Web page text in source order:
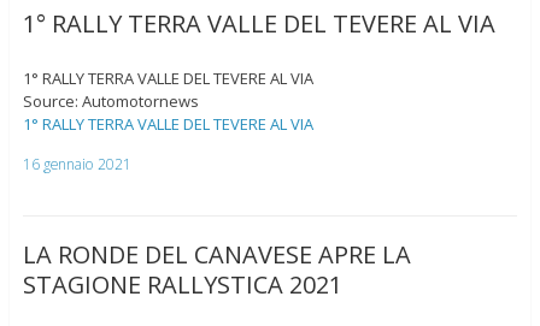
1° RALLY TERRA VALLE DEL TEVERE AL VIA
1° RALLY TERRA VALLE DEL TEVERE AL VIA
Source: Automotornews
1° RALLY TERRA VALLE DEL TEVERE AL VIA
16 gennaio 2021
LA RONDE DEL CANAVESE APRE LA
STAGIONE RALLYSTICA 2021